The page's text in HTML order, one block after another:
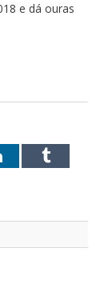
e dá ouras
LinkedInTumblr